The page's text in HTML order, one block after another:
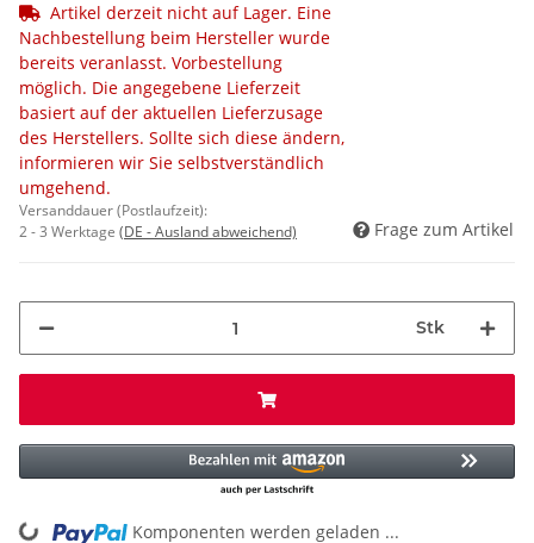
Artikel derzeit nicht auf Lager. Eine
Nachbestellung beim Hersteller wurde
bereits veranlasst. Vorbestellung
möglich. Die angegebene Lieferzeit
basiert auf der aktuellen Lieferzusage
des Herstellers. Sollte sich diese ändern,
informieren wir Sie selbstverständlich
umgehend.
Versanddauer (Postlaufzeit):
2 - 3 Werktage (DE - Ausland abweichend) Frage zum Artikel
Stk
Komponenten werden geladen ...